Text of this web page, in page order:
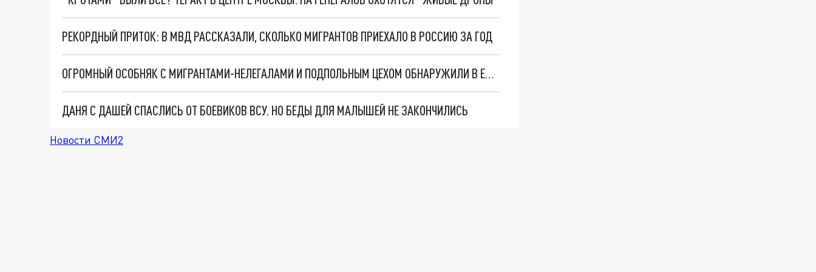
РЕКОРДНЫЙ ПРИТОК: В МВД РАССКАЗАЛИ, СКОЛЬКО МИГРАНТОВ ПРИЕХАЛО В РОССИЮ ЗА ГОД
ОГРОМНЫЙ ОСОБНЯК С МИГРАНТАМИ-НЕЛЕГАЛАМИ И ПОДПОЛЬНЫМ ЦЕХОМ ОБНАРУЖИЛИ В ЕКАТЕРИНБУРГЕ
ДАНЯ С ДАШЕЙ СПАСЛИСЬ ОТ БОЕВИКОВ ВСУ. НО БЕДЫ ДЛЯ МАЛЫШЕЙ НЕ ЗАКОНЧИЛИСЬ
Новости СМИ2